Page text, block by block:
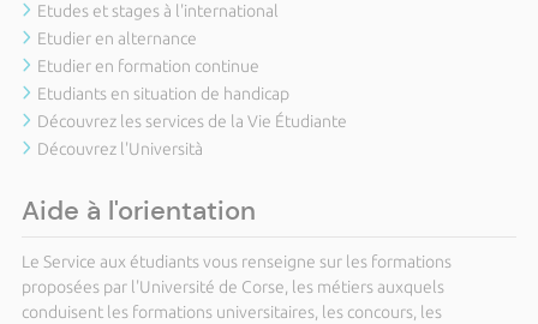
Etudes et stages à l'international
Etudier en alternance
Etudier en formation continue
Etudiants en situation de handicap
Découvrez les services de la Vie Étudiante
Découvrez l'Università
Aide à l'orientation
Le Service aux étudiants vous renseigne sur les formations
proposées par l'Université de Corse, les métiers auxquels
conduisent les formations universitaires, les concours, les